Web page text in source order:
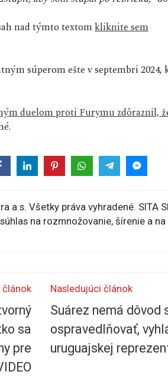
nad týmto textomkliknite sem
súperom ešte v septembri
duelom proti Furymu zdôraznil,
a.s. Všetky práva vyhradené. SITA
na rozmnožovanie, šírenie a
článok
sa
pre
Nasledujúci článok
Suárez nemá dôvod
ospravedlňovať,
uruguajskej